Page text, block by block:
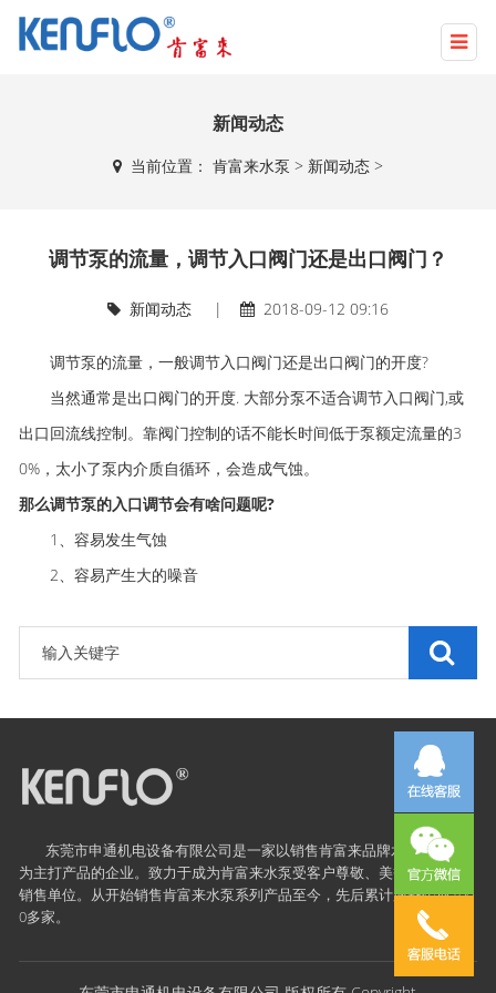
新闻动态
当前位置： 肯富来水泵 > 新闻动态>
调节泵的流量，调节入口阀门还是出口阀门？
新闻动态| 2018-09-12 09:16
调节泵的流量，一般调节入口阀门还是出口阀门的开度?
当然通常是出口阀门的开度. 大部分泵不适合调节入口阀门,或
出口回流线控制。靠阀门控制的话不能长时间低于泵额定流量的3
0%，太小了泵内介质自循环，会造成气蚀。
那么调节泵的入口调节会有啥问题呢?
1、容易发生气蚀
2、容易产生大的噪音
东莞市申通机电设备有限公司是一家以销售肯富来品牌水泵及配件
为主打产品的企业。致力于成为肯富来水泵受客户尊敬、美誉度很高的
销售单位。从开始销售肯富来水泵系列产品至今，先后累计服务企业100
0多家。